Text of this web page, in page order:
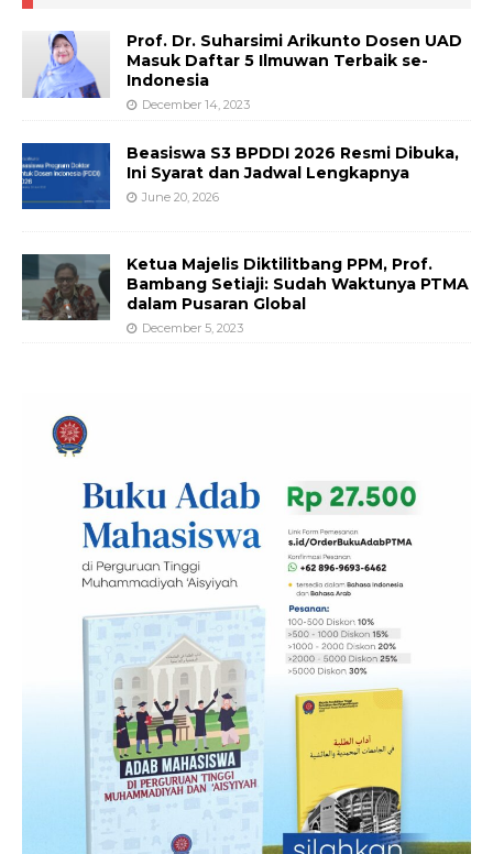
Prof. Dr. Suharsimi Arikunto Dosen UAD
Masuk Daftar 5 Ilmuwan Terbaik se-
Indonesia
December 14, 2023
Beasiswa S3 BPDDI 2026 Resmi Dibuka,
Ini Syarat dan Jadwal Lengkapnya
June 20, 2026
Ketua Majelis Diktilitbang PPM, Prof.
Bambang Setiaji: Sudah Waktunya PTMA
dalam Pusaran Global
December 5, 2023